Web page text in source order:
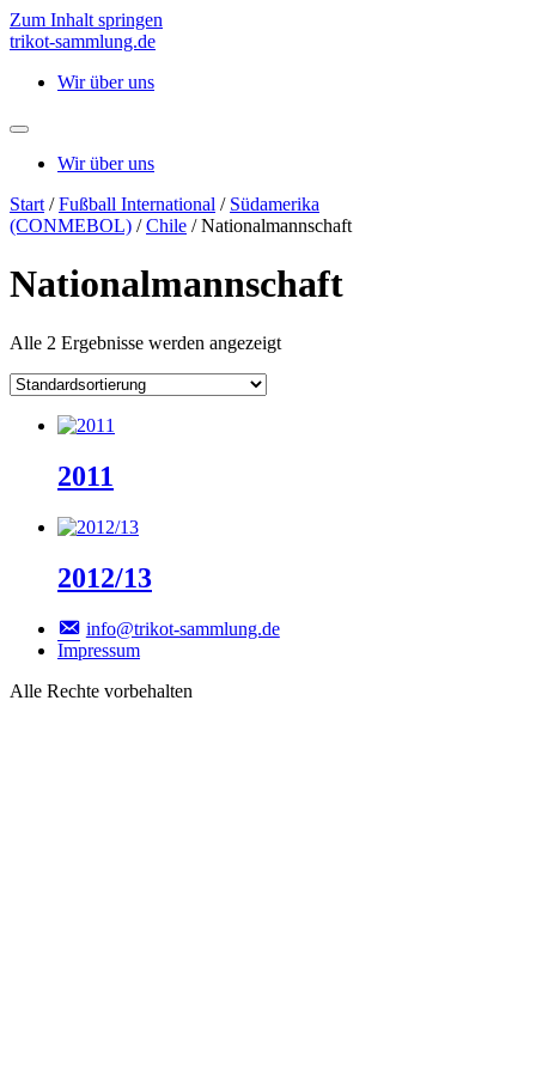
Zum Inhalt springen
trikot-sammlung.de
Wir über uns
Wir über uns
Start /Fußball International / Südamerika
(CONMEBOL) /Chile / Nationalmannschaft
Nationalmannschaft
Alle 2 Ergebnisse werden angezeigt
2011
2012/13
info@trikot-sammlung.de
Impressum
Alle Rechte vorbehalten